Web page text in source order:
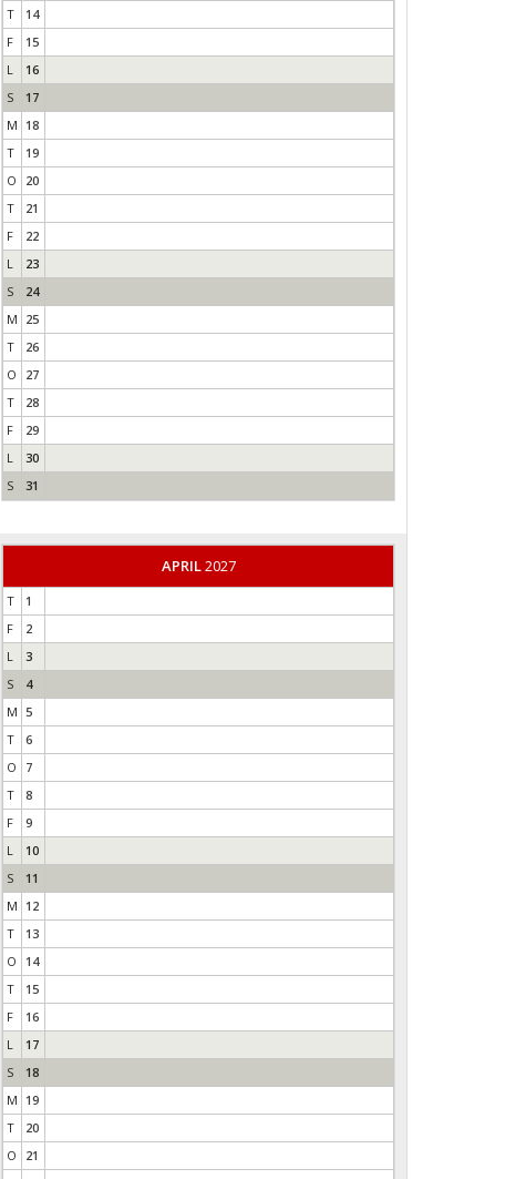
T
14
F
15
L
16
S
17
M 18
T
19
O
20
T
21
F
22
L
23
S
24
M 25
T
26
O
27
T
28
F
29
L
30
S
31
APRIL2027
T
1
F
2
L
3
S
4
M 5
T
6
O
7
T
8
F
9
L
10
S
11
M 12
T
13
O
14
T
15
F
16
L
17
S
18
M 19
T
20
O
21